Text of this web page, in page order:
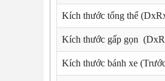
Kích thước tổng thể
Kích thước gấp gọn
Kích thước bánh xe